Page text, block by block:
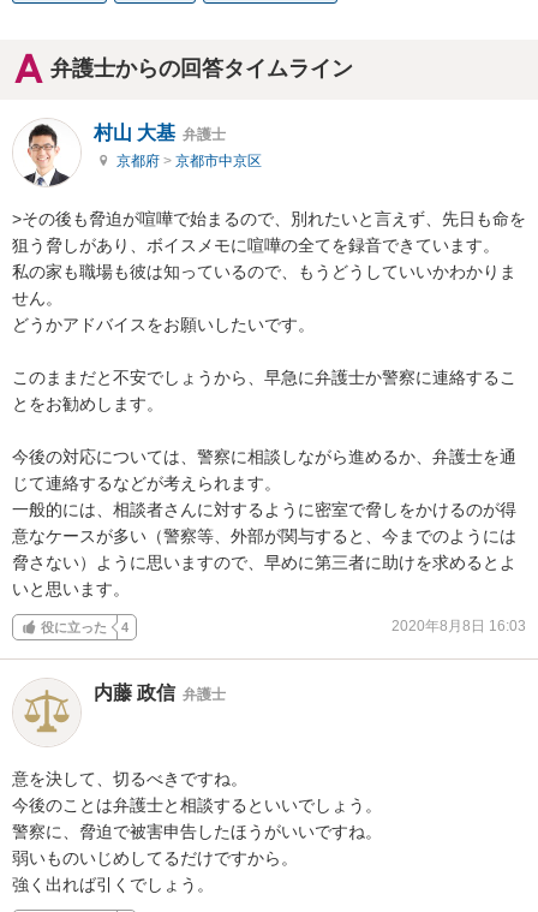
弁護士からの回答タイムライン
村山 大基 弁護士
京都府 > 京都市中京区
>その後も脅迫が喧嘩で始まるので、別れたいと言えず、先日も命を
狙う脅しがあり、ボイスメモに喧嘩の全てを録音できています。
私の家も職場も彼は知っているので、もうどうしていいかわかりま
せん。
どうかアドバイスをお願いしたいです。
このままだと不安でしょうから、早急に弁護士か警察に連絡するこ
とをお勧めします。
今後の対応については、警察に相談しながら進めるか、弁護士を通
じて連絡するなどが考えられます。
一般的には、相談者さんに対するように密室で脅しをかけるのが得
意なケースが多い（警察等、外部が関与すると、今までのようには
脅さない）ように思いますので、早めに第三者に助けを求めるとよ
いと思います。
役に立った 4 2020年8月8日 16:03
内藤 政信 弁護士
意を決して、切るべきですね。
今後のことは弁護士と相談するといいでしょう。
警察に、脅迫で被害申告したほうがいいですね。
弱いものいじめしてるだけですから。
強く出れば引くでしょう。